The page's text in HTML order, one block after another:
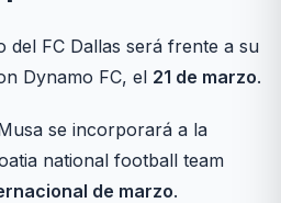
del FC Dallas será frente a su
Dynamo FC, el 21 de marzo.
se incorporará a la
national football team
de marzo.